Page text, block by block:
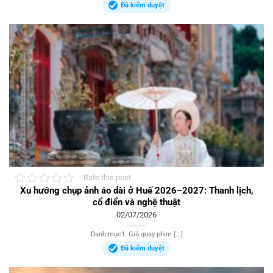
Đã kiểm duyệt
Rate this post
Xu hướng chụp ảnh áo dài ở Huế 2026–2027: Thanh lịch,
cổ điển và nghệ thuật
02/07/2026
Danh mục1. Giá quay phim [...]
Đã kiểm duyệt